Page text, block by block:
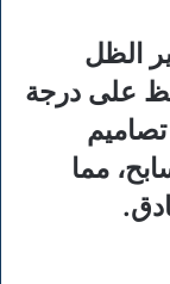
الظل
على درجة
مما